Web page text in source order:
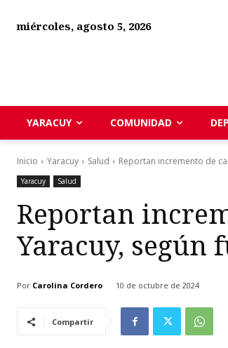
miércoles, agosto 5, 2026
YARACUY COMUNIDAD
Inicio Yaracuy Salud Reportan incremento de
Yaracuy Salud
Reportan
Yaracuy, según
Por Carolina Cordero 10 de octubre de 2024
Compartir